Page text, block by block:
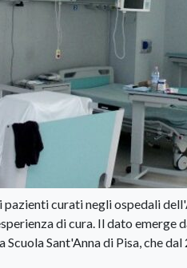
curati negli ospedali
di cura. Il dato emerge
Sant'Anna di Pisa, che dal